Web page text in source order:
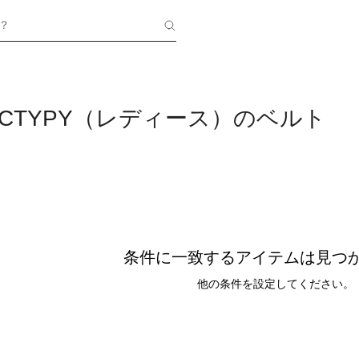
（レディース）のベルト
条件に一致するアイテムは見つ
他の条件を設定してください。